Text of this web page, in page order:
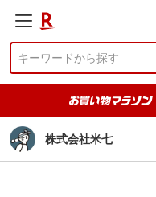
株式会社米七